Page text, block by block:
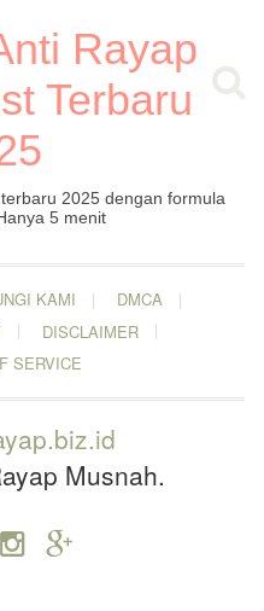
Rayap
Terbaru
2025 dengan formula
5 menit
KAMI
DMCA
DISCLAIMER
SERVICE
Musnah.